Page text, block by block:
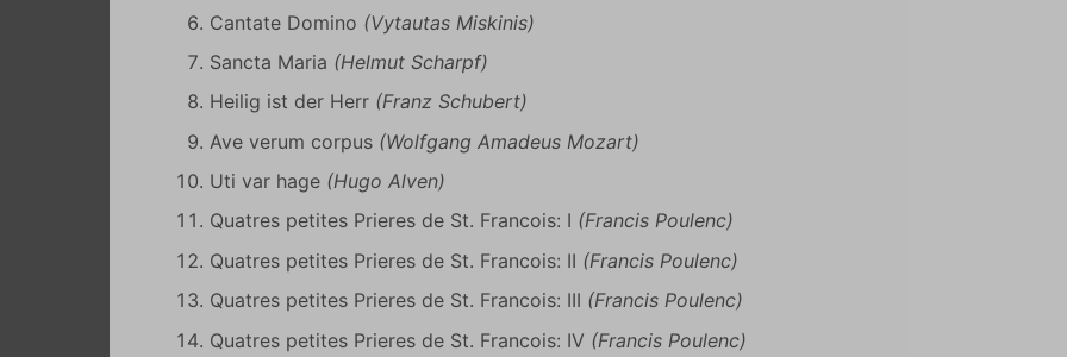
Cantate Domino (Vytautas Miskinis)
Sancta Maria (Helmut Scharpf)
Heilig ist der Herr (Franz Schubert)
Ave verum corpus (Wolfgang Amadeus Mozart)
Uti var hage (Hugo Alven)
Quatres petites Prieres de St. Francois: I (Francis Poulenc)
Quatres petites Prieres de St. Francois: II (Francis Poulenc)
Quatres petites Prieres de St. Francois: III (Francis Poulenc)
Quatres petites Prieres de St. Francois: IV (Francis Poulenc)